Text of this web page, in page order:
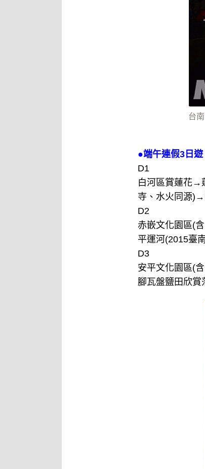
台
●端午連假3日遊
D1
白河區賞蓮花→
寺、水火同源
D2
赤嵌文化園區(
平運河(2015臺
D3
安平文化園區(
腳瓦盤鹽田欣賞